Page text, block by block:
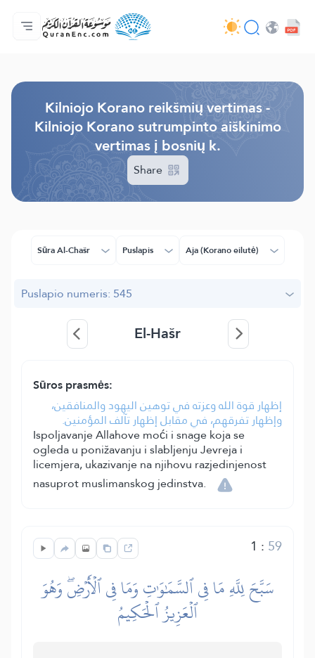
Pagrindinis
Vertimų turinys
Audio
Programuotojų paslaugos - API
Apie projektą
Susisiekite su mumis
Kalba
Kilniojo Korano reikšmių vertimas -
Kilniojo Korano sutrumpinto aiškinimo
vertimas į bosnių k.
Share
Sūra Al-Chašr Puslapis Aja (Korano eilutė)
Puslapio numeris: 545
El-Hašr
Sūros prasmės:
إظهار قوة الله وعزته في توهين اليهود والمنافقين،
وإظهار تفرقهم، في مقابل إظهار تآلف المؤمنين.
Ispoljavanje Allahove moći i snage koja se
ogleda u ponižavanju i slabljenju Jevreja i
licemjera, ukazivanje na njihovu razjedinjenost
nasuprot muslimanskog jedinstva.
1 : 59
سَبَّحَ لِلَّهِ مَا فِي ٱلسَّمَٰوَٰتِ وَمَا فِي ٱلۡأَرۡضِۖ وَهُوَ
ٱلۡعَزِيزُ ٱلۡحَكِيمُ